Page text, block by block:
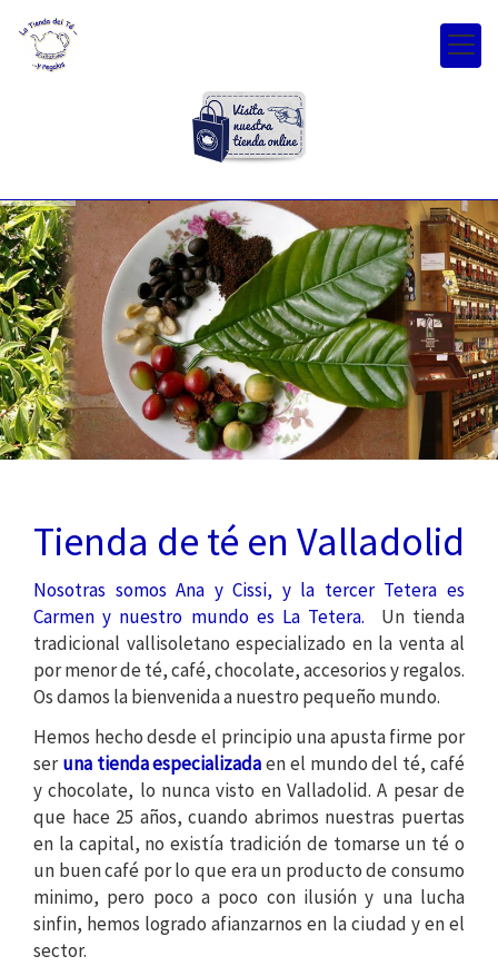
ESPECIALISTAS EN TÉ, CAFÉ Y CHOCOLATE
Tienda de té en Valladolid
Nosotras somos Ana y Cissi, y la tercer Tetera es
Carmen y nuestro mundo es La Tetera.
Un tienda
tradicional vallisoletano especializado en la venta al
por menor de té, café, chocolate, accesorios y regalos.
Os damos la bienvenida a nuestro pequeño mundo.
Hemos hecho desde el principio una apusta firme por
seruna tienda especializadaen el mundo del té, café
y chocolate, lo nunca visto en Valladolid. A pesar de
que hace 25 años, cuando abrimos nuestras puertas
en la capital, no existía tradición de tomarse un té o
un buen café por lo que era un producto de consumo
minimo, pero poco a poco con ilusión y una lucha
sinfin, hemos logrado afianzarnos en la ciudad y en el
sector.